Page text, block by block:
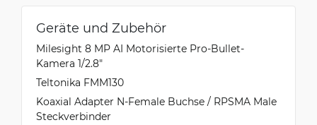
Geräte und Zubehör
Milesight 8 MP AI Motorisierte Pro-Bullet-
Kamera 1/2.8″
Teltonika FMM130
Koaxial Adapter N-Female Buchse / RPSMA Male
Steckverbinder